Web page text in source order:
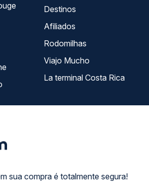
sua compra é totalmente segura!
Destinos
Afiliados
Rodomilhas
Viajo Mucho
La terminal Costa Rica